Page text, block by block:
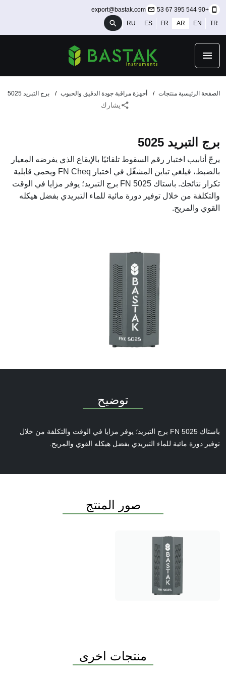
+90 544 395 67 53
export@bastak.com
TR
EN
AR
FR
ES
RU
الصفحة الرئيسية منتجات أجهزة مراقبة جودة الدقيق والحبوب برج التبريد 5025
يشارك
برج التبريد 5025
يرجّ أنابيب اختبار رقم السقوط تلقائيًا بالإيقاع الذي يفرضه المعيار
بالضبط، فيلغي تباين المشغّل في اختبار FN Cheq ويحمي قابلية
تكرار نتائجك. باستاك FN 5025 برج التبريد؛ يوفر مزايا في الوقت
والتكلفة من خلال توفير دورة مائية للماء التبريدي بفضل هيكله
القوي والمريح.
توضيح
باستاكFN 5025
برج التبريد؛ يوفر مزايا في الوقت والتكلفة من خلال
توفير دورة مائية للماء التبريديبفضل هيكله القوي والمريح.
صور المنتج
منتجات اخرى